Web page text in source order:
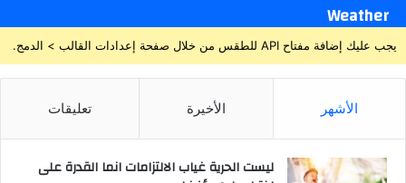
Weather
يجب عليك إضافة مفتاح API للطقس من خلال صفحة إعدادات القالب > الدمج.
الأشهر الأخيرة تعليقات
ليست الحرية غياب الالتزامات انما القدرة على